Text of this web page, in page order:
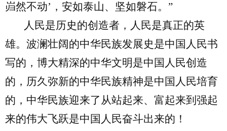
岿然不动’，安如泰山、坚如磐石。”
人民是历史的创造者，人民是真正的英
雄。波澜壮阔的中华民族发展史是中国人民书
写的，博大精深的中华文明是中国人民创造
的，历久弥新的中华民族精神是中国人民培育
的，中华民族迎来了从站起来、富起来到强起
来的伟大飞跃是中国人民奋斗出来的！